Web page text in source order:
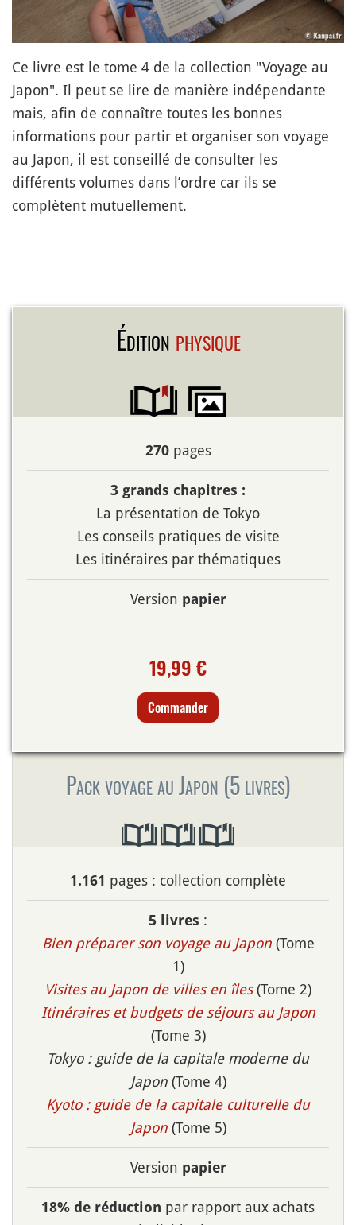
Ce livre est le tome 4 de la collection "Voyage au
Japon". Il peut se lire de manière indépendante
mais, afin de connaître toutes les bonnes
informations pour partir et organiser son voyage
au Japon, il est conseillé de consulter les
différents volumes dans l’ordre car ils se
complètent mutuellement.
Éditionphysique
270pages
3 grands chapitres :
La présentation de Tokyo
Les conseils pratiques de visite
Les itinéraires par thématiques
Version papier
19,99 €
Commander
Pack voyage au Japon (5 livres)
1.161 pages : collection complète
5 livres :
Bien préparer son voyage au Japon(Tome
1)
Visites au Japon de villes en îles(Tome 2)
Itinéraires et budgets de séjours au Japon
(Tome 3)
Tokyo : guide de la capitale moderne du
Japon(Tome 4)
Kyoto : guide de la capitale culturelle du
Japon(Tome 5)
Version papier
18% de réduction par rapport aux achats